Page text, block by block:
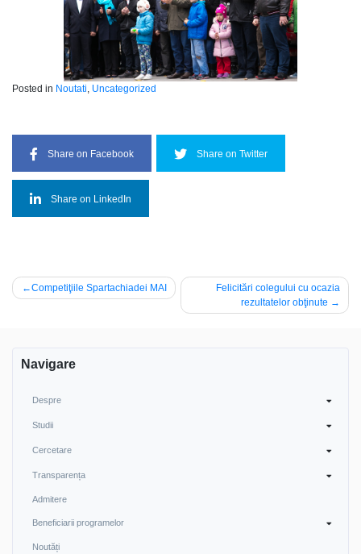
Posted in Noutati Uncategorized
Share on Facebook Share on Twitter
Share on LinkedIn
Navigare
Competiţiile Spartachiadei MAI
Felicitări colegului cu ocazia
rezultatelor obţinute
Navigare
Despre
Studii
Cercetare
Transparența
Admitere
Beneficiarii programelor
Noutăți